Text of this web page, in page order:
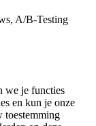
A/B-Testing
we je functies
en kun je onze
toestemming